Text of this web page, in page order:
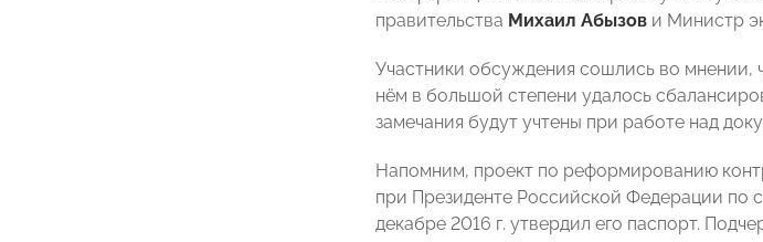
правительства Михаил Абызов и Министр
Участники обсуждения сошлись во мнении,
нём в большой степени удалось
замечания будут учтены при работе над
Напомним, проект по реформированию
при Президенте Российской Федерации по
декабре 2016 г. утвердил его паспорт.